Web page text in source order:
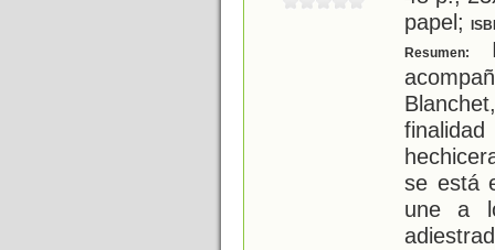
papel;
Resumen:
se está
une a